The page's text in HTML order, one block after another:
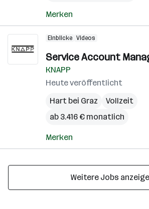
Merken
Einblicke Videos
Service Account
KNAPP
Heute veröffentlicht
Hart bei Graz
Vollzeit
ab 3.416 € monatlich
Merken
Weitere Jobs